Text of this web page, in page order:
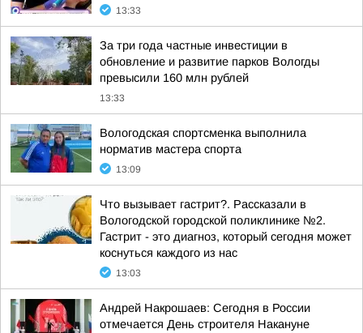
13:33
За три года частные инвестиции в
обновление и развитие парков Вологды
превысили 160 млн рублей
13:33
Вологодская спортсменка выполнила
норматив мастера спорта
13:09
Что вызывает гастрит?. Рассказали в
Вологодской городской поликлинике №2.
Гастрит - это диагноз, который сегодня может
коснуться каждого из нас
13:03
Андрей Накрошаев: Сегодня в России
отмечается День строителя Накануне